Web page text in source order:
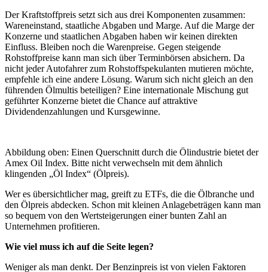
Der Kraftstoffpreis setzt sich aus drei Komponenten zusammen:
Wareneinstand, staatliche Abgaben und Marge. Auf die Marge der
Konzerne und staatlichen Abgaben haben wir keinen direkten
Einfluss. Bleiben noch die Warenpreise. Gegen steigende
Rohstoffpreise kann man sich über Terminbörsen absichern. Da
nicht jeder Autofahrer zum Rohstoffspekulanten mutieren möchte,
empfehle ich eine andere Lösung. Warum sich nicht gleich an den
führenden Ölmultis beteiligen? Eine internationale Mischung gut
geführter Konzerne bietet die Chance auf attraktive
Dividendenzahlungen und Kursgewinne.
Abbildung oben: Einen Querschnitt durch die Ölindustrie bietet der
Amex Oil Index. Bitte nicht verwechseln mit dem ähnlich
klingenden „Öl Index“ (Ölpreis).
Wer es übersichtlicher mag, greift zu ETFs, die die Ölbranche und
den Ölpreis abdecken. Schon mit kleinen Anlagebeträgen kann man
so bequem von den Wertsteigerungen einer bunten Zahl an
Unternehmen profitieren.
Wie viel muss ich auf die Seite legen?
Weniger als man denkt. Der Benzinpreis ist von vielen Faktoren